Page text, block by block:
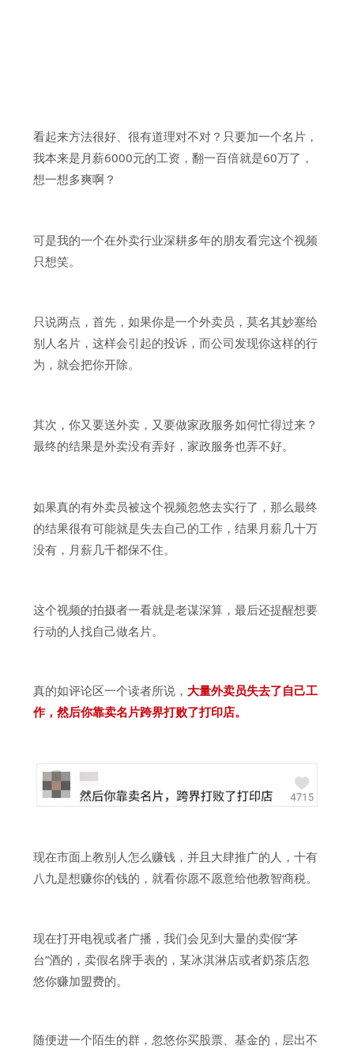
看起来方法很好、很有道理对不对？只要加一个名片，
我本来是月薪6000元的工资，翻一百倍就是60万了，
想一想多爽啊？
可是我的一个在外卖行业深耕多年的朋友看完这个视频
只想笑。
只说两点，首先，如果你是一个外卖员，莫名其妙塞给
别人名片，这样会引起的投诉，而公司发现你这样的行
为，就会把你开除。
其次，你又要送外卖，又要做家政服务如何忙得过来？
最终的结果是外卖没有弄好，家政服务也弄不好。
如果真的有外卖员被这个视频忽悠去实行了，那么最终
的结果很有可能就是失去自己的工作，结果月薪几十万
没有，月薪几千都保不住。
这个视频的拍摄者一看就是老谋深算，最后还提醒想要
行动的人找自己做名片。
真的如评论区一个读者所说， 大量外卖员失去了自己工
作，然后你靠卖名片跨界打败了打印店。
现在市面上教别人怎么赚钱，并且大肆推广的人，十有
八九是想赚你的钱的，就看你愿不愿意给他教智商税。
现在打开电视或者广播，我们会见到大量的卖假“茅
台”酒的，卖假名牌手表的，某冰淇淋店或者奶茶店忽
悠你赚加盟费的。
随便进一个陌生的群，忽悠你买股票、基金的，层出不